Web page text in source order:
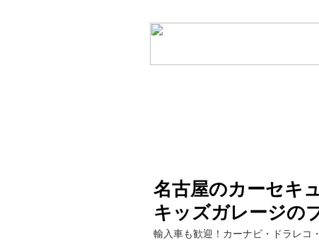
名古屋のカーセキ
キッズガレージの
輸入車も歓迎！カーナビ・ドラレコ